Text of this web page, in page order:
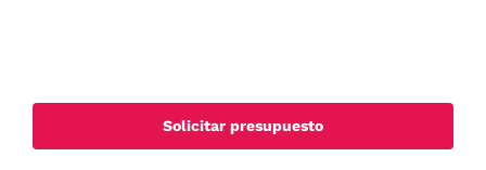
Solicitar presupuesto